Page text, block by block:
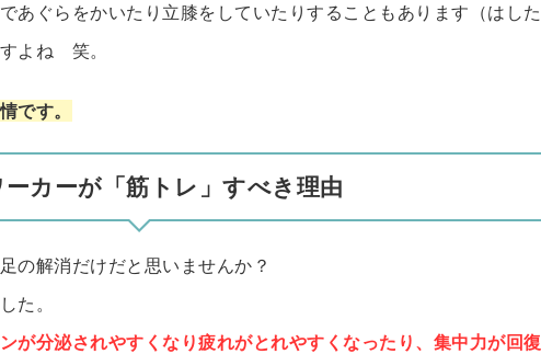
あぐらをかいたり立膝をしていたりすることもあります（はした
よね 笑。
です。
ーカーが「筋トレ」すべき理由
の解消だけだと思いませんか？
た。
が分泌されやすくなり疲れがとれやすくなったり、集中力が回復